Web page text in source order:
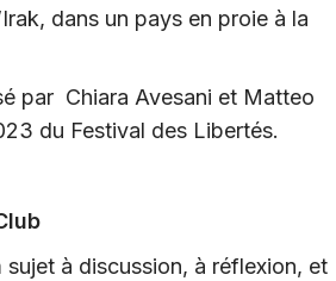
dans un pays en proie à la
par Chiara Avesani et Matteo
du Festival des Libertés.
sujet à discussion, à réflexion, et